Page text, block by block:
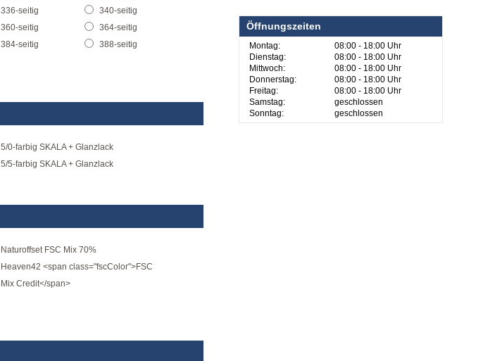
336-seitig
340-seitig
360-seitig
364-seitig
384-seitig
388-seitig
5/0-farbig SKALA + Glanzlack
5/5-farbig SKALA + Glanzlack
Naturoffset FSC Mix 70%
Heaven42 <span class="fscColor">FSC
Mix Credit</span>
Öffnungszeiten
Montag:
Dienstag:
Mittwoch:
Donnerstag:
Freitag:
Samstag:
Sonntag:
08:00 - 18:00 Uhr
08:00 - 18:00 Uhr
08:00 - 18:00 Uhr
08:00 - 18:00 Uhr
08:00 - 18:00 Uhr
geschlossen
geschlossen